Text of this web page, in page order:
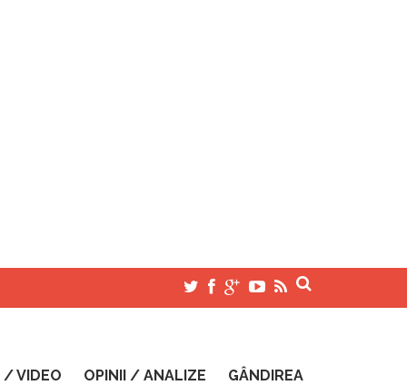
/ VIDEO OPINII / ANALIZE GÂNDIREA